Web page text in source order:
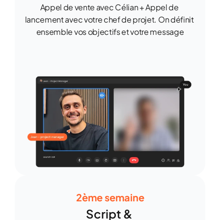
Appel de vente avec Célian + Appel de
lancement avec votre chef de projet. On définit
ensemble vos objectifs et votre message
Script &
2ème semaine